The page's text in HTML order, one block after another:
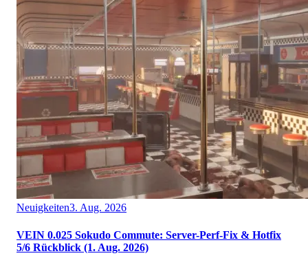
Neuigkeiten3. Aug. 2026
VEIN 0.025 Sokudo Commute: Server-Perf-Fix & Hotfix
5/6 Rückblick (1. Aug. 2026)